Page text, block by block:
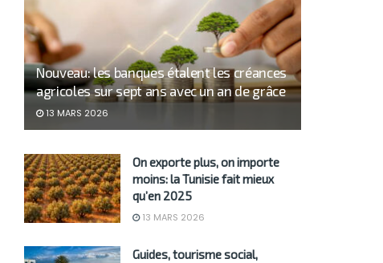
Nouveau: les banques étalent les créances
agricoles sur sept ans avec un an de grâce
13 MARS 2026
On exporte plus, on importe
moins: la Tunisie fait mieux
qu’en 2025
13 MARS 2026
Guides, tourisme social,